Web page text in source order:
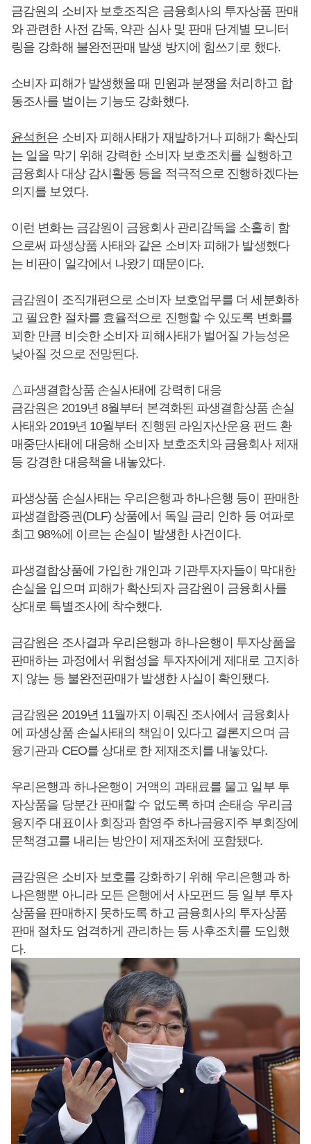
금감원의 소비자 보호조직은 금융회사의 투자상품 판매
와 관련한 사전 감독, 약관 심사 및 판매 단계별 모니터
링을 강화해 불완전판매 발생 방지에 힘쓰기로 했다.
소비자 피해가 발생했을 때 민원과 분쟁을 처리하고 합
동조사를 벌이는 기능도 강화했다.
윤석헌은 소비자 피해사태가 재발하거나 피해가 확산되
는 일을 막기 위해 강력한 소비자 보호조치를 실행하고
금융회사 대상 감시활동 등을 적극적으로 진행하겠다는
의지를 보였다.
이런 변화는 금감원이 금융회사 관리감독을 소홀히 함
으로써 파생상품 사태와 같은 소비자 피해가 발생했다
는 비판이 일각에서 나왔기 때문이다.
금감원이 조직개편으로 소비자 보호업무를 더 세분화하
고 필요한 절차를 효율적으로 진행할 수 있도록 변화를
꾀한 만큼 비슷한 소비자 피해사태가 벌어질 가능성은
낮아질 것으로 전망된다.
△파생결합상품 손실사태에 강력히 대응
금감원은 2019년 8월부터 본격화된 파생결합상품 손실
사태와 2019년 10월부터 진행된 라임자산운용 펀드 환
매중단사태에 대응해 소비자 보호조치와 금융회사 제재
등 강경한 대응책을 내놓았다.
파생상품 손실사태는 우리은행과 하나은행 등이 판매한
파생결합증권(DLF) 상품에서 독일 금리 인하 등 여파로
최고 98%에 이르는 손실이 발생한 사건이다.
파생결합상품에 가입한 개인과 기관투자자들이 막대한
손실을 입으며 피해가 확산되자 금감원이 금융회사를
상대로 특별조사에 착수했다.
금감원은 조사결과 우리은행과 하나은행이 투자상품을
판매하는 과정에서 위험성을 투자자에게 제대로 고지하
지 않는 등 불완전판매가 발생한 사실이 확인됐다.
금감원은 2019년 11월까지 이뤄진 조사에서 금융회사
에 파생상품 손실사태의 책임이 있다고 결론지으며 금
융기관과 CEO를 상대로 한 제재조치를 내놓았다.
우리은행과 하나은행이 거액의 과태료를 물고 일부 투
자상품을 당분간 판매할 수 없도록 하며 손태승 우리금
융지주 대표이사 회장과 함영주 하나금융지주 부회장에
문책경고를 내리는 방안이 제재조처에 포함됐다.
금감원은 소비자 보호를 강화하기 위해 우리은행과 하
나은행뿐 아니라 모든 은행에서 사모펀드 등 일부 투자
상품을 판매하지 못하도록 하고 금융회사의 투자상품
판매 절차도 엄격하게 관리하는 등 사후조치를 도입했
다.